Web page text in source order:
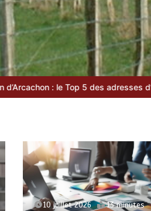
5 des adresses d’exception
10 juillet 2026 13 minutes